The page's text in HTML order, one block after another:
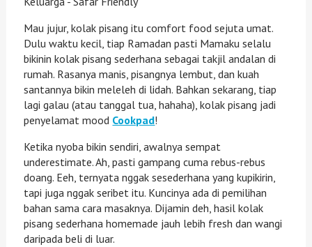
Mau jujur, kolak pisang itu comfort food sejuta umat.
Dulu waktu kecil, tiap Ramadan pasti Mamaku selalu
bikinin kolak pisang sederhana sebagai takjil andalan di
rumah. Rasanya manis, pisangnya lembut, dan kuah
santannya bikin meleleh di lidah. Bahkan sekarang, tiap
lagi galau (atau tanggal tua, hahaha), kolak pisang jadi
penyelamat mood Cookpad!
Ketika nyoba bikin sendiri, awalnya sempat
underestimate. Ah, pasti gampang cuma rebus-rebus
doang. Eeh, ternyata nggak sesederhana yang kupikirin,
tapi juga nggak seribet itu. Kuncinya ada di pemilihan
bahan sama cara masaknya. Dijamin deh, hasil kolak
pisang sederhana homemade jauh lebih fresh dan wangi
daripada beli di luar.